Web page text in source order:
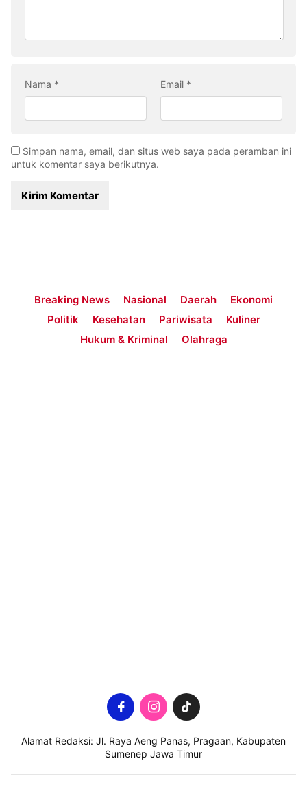
Nama * Email *
Simpan nama, email, dan situs web saya pada peramban ini
untuk komentar saya berikutnya.
Breaking News Nasional Daerah
Ekonomi
Politik
Kesehatan Pariwisata
Kuliner
Hukum & Kriminal
Olahraga
Alamat Redaksi: Jl. Raya Aeng Panas, Pragaan, Kabupaten
Sumenep Jawa Timur